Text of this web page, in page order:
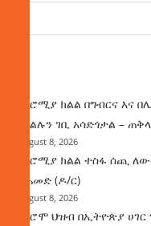
በኦሮሚያ ክልል በግብርና እና
የክልሉን ገቢ አሳድጎታል –
August 8, 2026
በኦሮሚያ ክልል ተስፋ ሰጪ
አሕመድ (ዶ/ር)
August 8, 2026
የኦሮሞ ህዝብ በኢትዮጵያ